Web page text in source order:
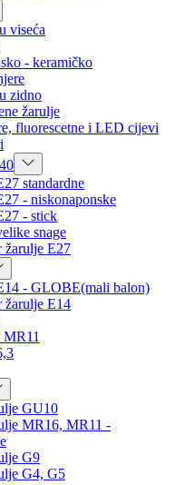
viseća
- keramičko
zidno
žarulje
fluorescetne i LED cijevi
standardne
- niskonaponske
- stick
snage
E27
- GLOBE(mali balon)
E14
GU10
MR16, MR11 -
G9
G4, G5